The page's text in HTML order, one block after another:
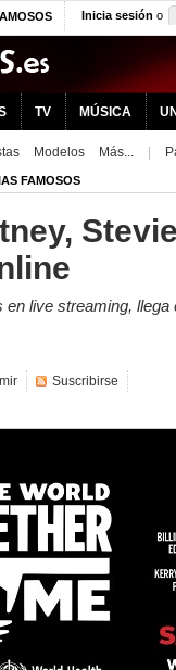
Inicia sesión o
TV MÚSICA
Modelos Más...
FAMOSOS
live streaming,
Suscribirse